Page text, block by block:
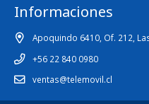
Informaciones
Apoquindo 6410, Of. 212,
+56 22 840 0980
ventas@telemovil.cl